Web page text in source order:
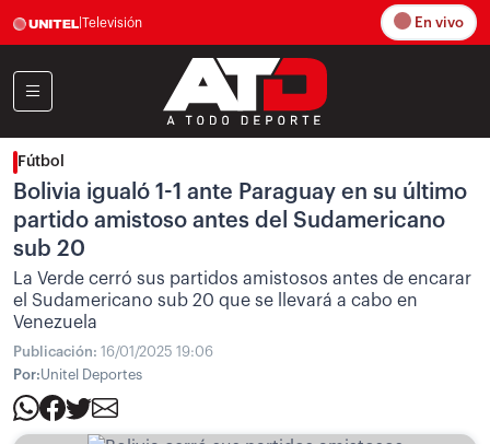
Televisión En vivo
Fútbol
Bolivia igualó 1-1 ante Paraguay en su último
partido amistoso antes del Sudamericano
sub 20
La Verde cerró sus partidos amistosos antes de encarar
el Sudamericano sub 20 que se llevará a cabo en
Venezuela
Publicación: 16/01/2025 19:06
Por:Unitel Deportes